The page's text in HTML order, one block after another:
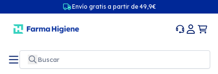
Envío gratis a partir de 49,9€